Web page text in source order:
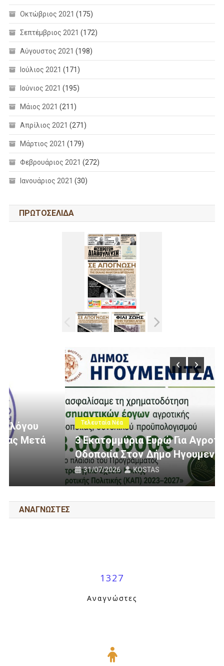
Οκτώβριος 2021 (175)
Σεπτέμβριος 2021 (172)
Αύγουστος 2021 (198)
Ιούλιος 2021 (171)
Ιούνιος 2021 (195)
Μάιος 2021 (211)
Απρίλιος 2021 (271)
Μάρτιος 2021 (179)
Φεβρουάριος 2021 (272)
Ιανουάριος 2021 (30)
ΠΡΩΤΟΣΕΛΙΔΑ
Τελευταία Νέα
3 Εκατομμύρια Ευρώ Για Αγροτική
Οδοποιία Στον Δήμο Ηγουμενίτσας
KOSTAS
ΑΝΑΓΝΩΣΤΕΣ
1327
Αναγνώστες